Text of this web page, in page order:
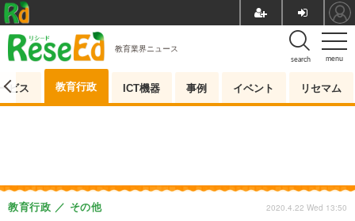
menu
search
教育業界ニュース
ビス 教育行政 ICT機器 事例 イベント リセマム
教育行政 その他 2020.4.22 Wed 13:50